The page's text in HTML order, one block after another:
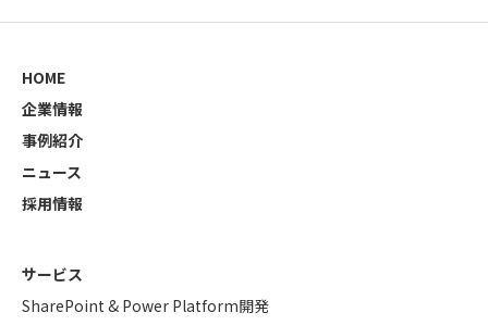
HOME
企業情報
事例紹介
ニュース
採用情報
サービス
SharePoint & Power Platform開発